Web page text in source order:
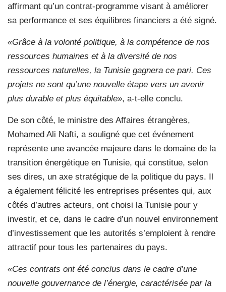
affirmant qu’un contrat-programme visant à améliorer
sa performance et ses équilibres financiers a été signé.
«Grâce à la volonté politique, à la compétence de nos
ressources humaines et à la diversité de nos
ressources naturelles, la Tunisie gagnera ce pari. Ces
projets ne sont qu’une nouvelle étape vers un avenir
plus durable et plus équitable», a-t-elle conclu.
De son côté, le ministre des Affaires étrangères,
Mohamed Ali Nafti, a souligné que cet événement
représente une avancée majeure dans le domaine de la
transition énergétique en Tunisie, qui constitue, selon
ses dires, un axe stratégique de la politique du pays. Il
a également félicité les entreprises présentes qui, aux
côtés d’autres acteurs, ont choisi la Tunisie pour y
investir, et ce, dans le cadre d’un nouvel environnement
d’investissement que les autorités s’emploient à rendre
attractif pour tous les partenaires du pays.
«Ces contrats ont été conclus dans le cadre d’une
nouvelle gouvernance de l’énergie, caractérisée par la